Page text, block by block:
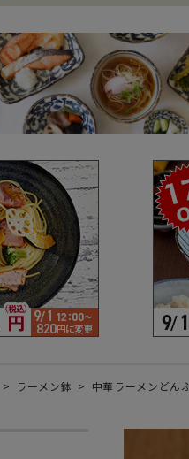
貨など デザイン・
- 和食器
- 白い食器
- 黒い食器
- カラフル
ラーメン鉢 中華ラーメンどん